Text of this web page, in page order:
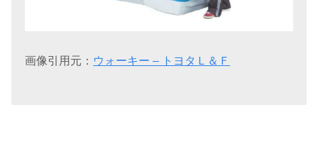
画像引用元： ウォーキー – トヨタＬ＆Ｆ